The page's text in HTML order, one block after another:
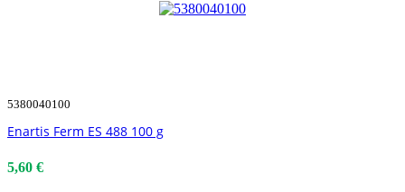
5380040100
Enartis Ferm ES 488 100 g
5,60 €